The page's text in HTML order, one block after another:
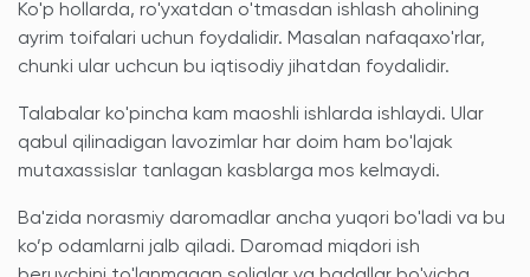
Ko'p hollarda, ro'yxatdan o'tmasdan ishlash aholining
ayrim toifalari uchun foydalidir. Masalan nafaqaxo'rlar,
chunki ular uchcun bu iqtisodiy jihatdan foydalidir.
Talabalar ko'pincha kam maoshli ishlarda ishlaydi. Ular
qabul qilinadigan lavozimlar har doim ham bo'lajak
mutaxassislar tanlagan kasblarga mos kelmaydi.
Ba'zida norasmiy daromadlar ancha yuqori bo'ladi va bu
ko’p odamlarni jalb qiladi. Daromad miqdori ish